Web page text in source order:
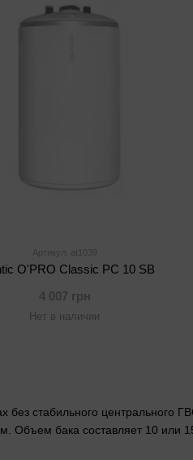
без стабильного центрального
Объем бака составляет 10 или
Артикул: at1039
O'PRO Classic PC 10 SB
4 007 грн
Нет в наличии